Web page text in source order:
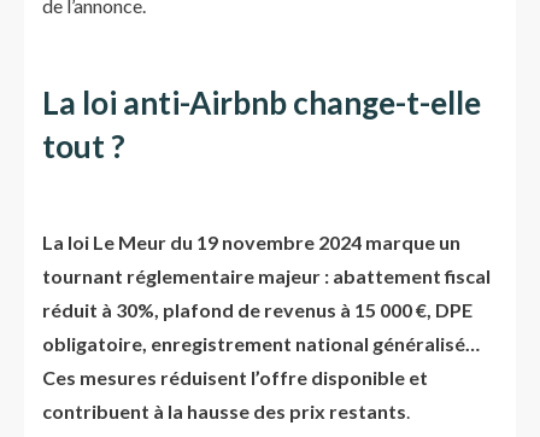
de l’annonce.
La loi anti-Airbnb change-t-elle
tout ?
La loi Le Meur du 19 novembre 2024 marque un
tournant réglementaire majeur : abattement fiscal
réduit à 30%, plafond de revenus à 15 000 €, DPE
obligatoire, enregistrement national généralisé…
Ces mesures réduisent l’offre disponible et
contribuent à la hausse des prix restants.